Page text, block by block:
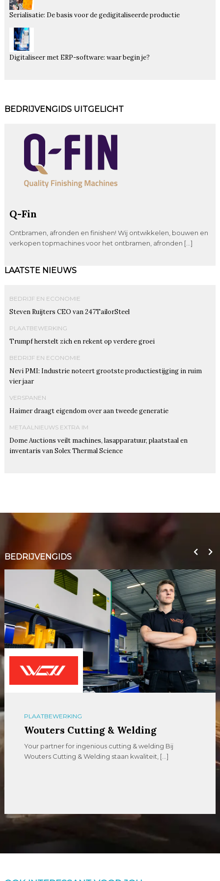
Serialisatie: De basis voor de gedigitaliseerde productie
Digitaliseer met ERP-software: waar begin je?
BEDRIJVENGIDS UITGELICHT
Q-Fin
Ontbramen, afronden en finishen! Wij ontwikkelen, bouwen en
verkopen topmachines voor het ontbramen, afronden […]
LAATSTE NIEUWS
BEDRIJF EN ECONOMIE
Steven Ruijters CEO van 247TailorSteel
PLAATBEWERKING
Trumpf herstelt zich en rekent op verdere groei
BEDRIJF EN ECONOMIE
Nevi PMI: Industrie noteert grootste productiestijging in ruim
vier jaar
VERSPANEN
Haimer draagt eigendom over aan tweede generatie
METAALNIEUWS EXTRA IM
Dome Auctions veilt machines, lasapparatuur, plaatstaal en
inventaris van Solex Thermal Science
BEDRIJVENGIDS
PLAATBEWERKING
Wouters Cutting & Welding
Your partner for ingenious cutting & welding Bij
Wouters Cutting & Welding staan kwaliteit, […]